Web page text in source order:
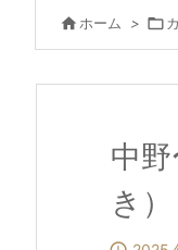
 ホーム > 
中
き）